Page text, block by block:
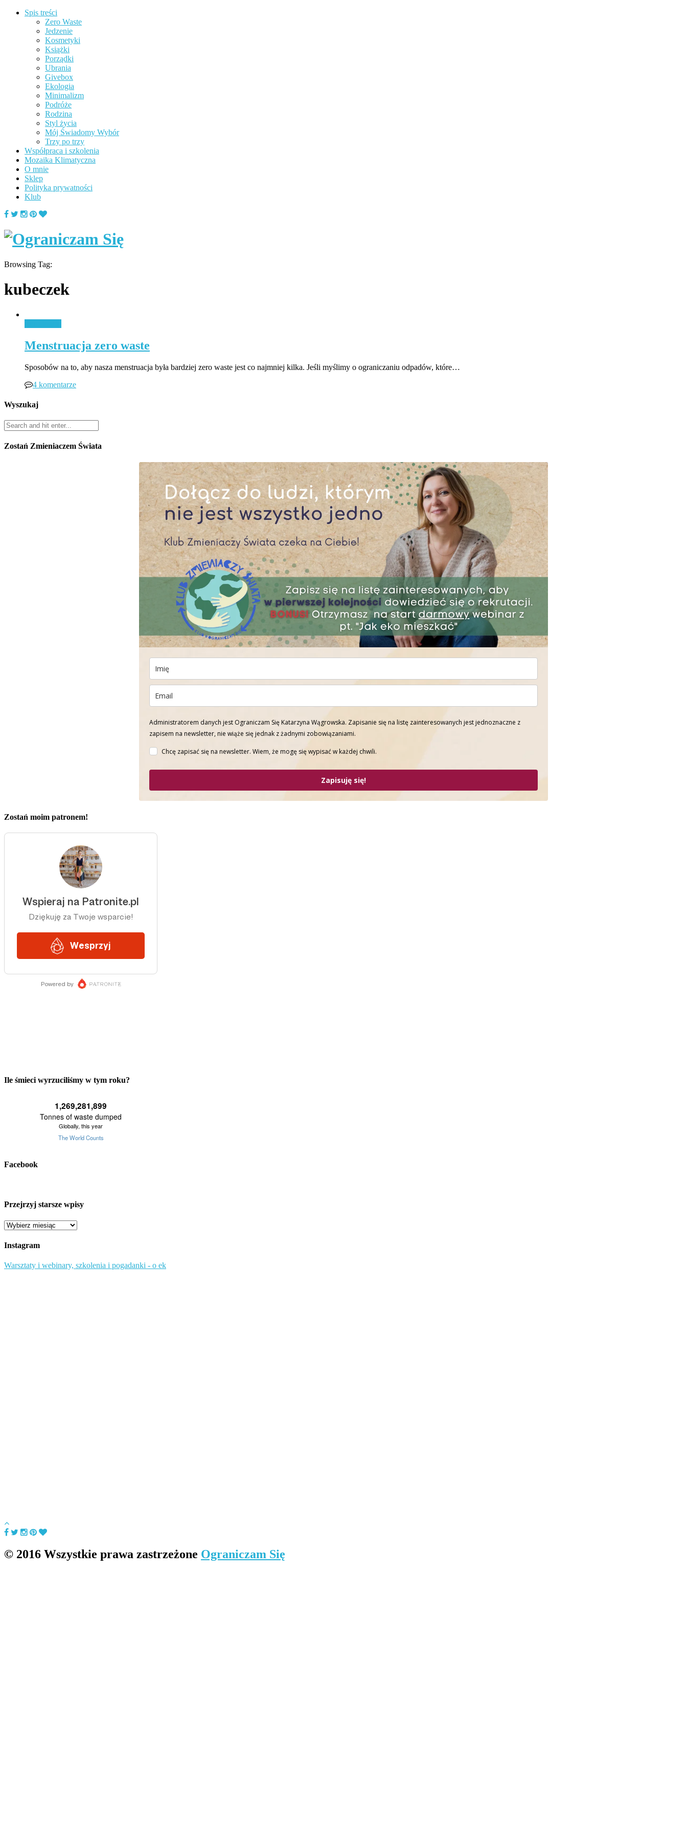
Spis treści
Zero Waste
Jedzenie
Kosmetyki
Książki
Porządki
Ubrania
Givebox
Ekologia
Minimalizm
Podróże
Rodzina
Styl życia
Mój Świadomy Wybór
Trzy po trzy
Współpraca i szkolenia
Mozaika Klimatyczna
O mnie
Sklep
Polityka prywatności
Klub
Browsing Tag:
kubeczek
Menstruacja zero waste
Sposobów na to, aby nasza menstruacja była bardziej zero waste jest co najmniej kilka. Jeśli myślimy o ograniczaniu odpadów, które…
4 komentarze
Wyszukaj
Zostań Zmieniaczem Świata
Administratorem danych jest Ograniczam Się Katarzyna Wągrowska. Zapisanie się na listę zainteresowanych jest jednoznaczne z
zapisem na newsletter, nie wiąże się jednak z żadnymi zobowiązaniami.
Chcę zapisać się na newsletter. Wiem, że mogę się wypisać w każdej chwili.
Zapisuję się!
Zostań moim patronem!
Ile śmieci wyrzuciliśmy w tym roku?
Facebook
Przejrzyj starsze wpisy
Przejrzyj
wpisy
Instagram
Warsztaty i webinary, szkolenia i pogadanki - o ek
© 2016 Wszystkie prawa zastrzeżone Ograniczam Się